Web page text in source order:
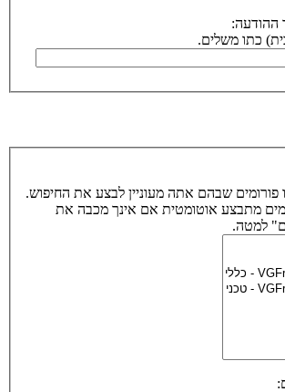
ההודעה:
כתו משלים.
שבהם אתה מעוניין לבצע את החיפוש.
מתבצע אוטומטית אם אינך מכבה את
למטה.